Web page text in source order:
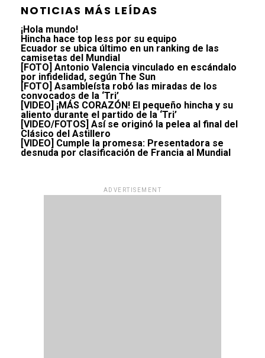
NOTICIAS MÁS LEÍDAS
¡Hola mundo!
Hincha hace top less por su equipo
Ecuador se ubica último en un ranking de las
camisetas del Mundial
[FOTO] Antonio Valencia vinculado en escándalo
por infidelidad, según The Sun
[FOTO] Asambleísta robó las miradas de los
convocados de la ‘Tri’
[VIDEO] ¡MÁS CORAZÓN! El pequeño hincha y su
aliento durante el partido de la ‘Tri’
[VIDEO/FOTOS] Así se originó la pelea al final del
Clásico del Astillero
[VIDEO] Cumple la promesa: Presentadora se
desnuda por clasificación de Francia al Mundial
ADVERTISEMENT